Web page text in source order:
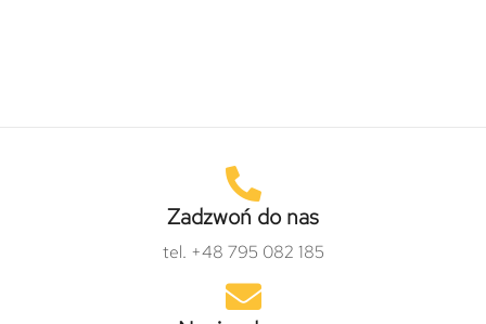
Zadzwoń do nas
tel. +48 795 082 185